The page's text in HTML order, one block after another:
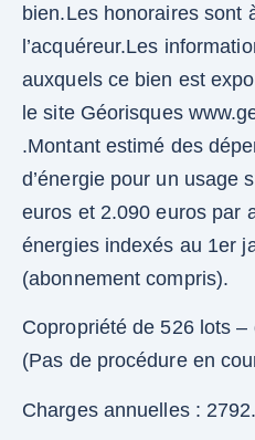
bien.Les honoraires sont
l’acquéreur.Les
auxquels ce bien est
le site Géorisques
.Montant estimé des
d’énergie pour un usage
euros et 2.090 euros par
énergies indexés au 1er
(abonnement compris).
Copropriété de 526 lots
(Pas de procédure en
Charges annuelles :